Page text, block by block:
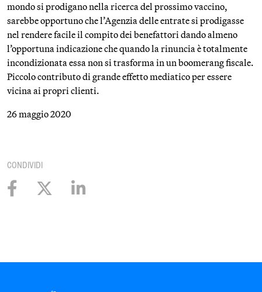
mondo si prodigano nella ricerca del prossimo vaccino,
sarebbe opportuno che l’Agenzia delle entrate si prodigasse
nel rendere facile il compito dei benefattori dando almeno
l’opportuna indicazione che quando la rinuncia è totalmente
incondizionata essa non si trasforma in un boomerang fiscale.
Piccolo contributo di grande effetto mediatico per essere
vicina ai propri clienti.
26 maggio 2020
CONDIVIDI